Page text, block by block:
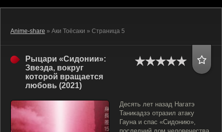
Anime-share » Аки Тоёсаки » Страница 5
Рыцари «Сидонии»:
Звезда, вокруг
которой вращается
любовь (2021)
Десять лет назад Нагатэ
Таникадзэ отразил атаку
Гауна и спас «Сидонию»,